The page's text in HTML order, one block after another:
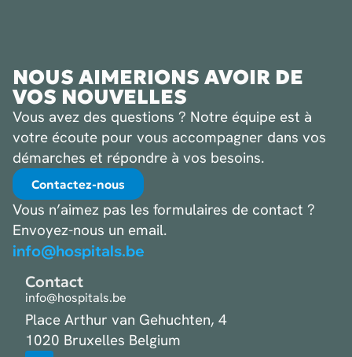
NOUS AIMERIONS AVOIR DE
VOS NOUVELLES
Vous avez des questions ? Notre équipe est à
votre écoute pour vous accompagner dans vos
démarches et répondre à vos besoins.
Contactez-nous
Vous n’aimez pas les formulaires de contact ?
Envoyez-nous un email.
info@hospitals.be
Contact
info@hospitals.be
Place Arthur van Gehuchten, 4
1020 Bruxelles Belgium